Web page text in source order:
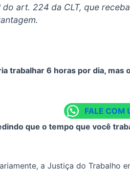
do art. 224 da CLT, que
trabalhar 6 horas por dia,
FALE COM
que o tempo que você
a Justiça do Trabalho